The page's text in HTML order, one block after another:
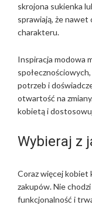
skrojona sukienka
sprawiają, że
charakteru.
Inspiracja modowa
potrzeb i
otwartość na
kobietą i
Wybieraj z
Coraz więcej kobiet
zakupów. Nie
funkcjonalność i